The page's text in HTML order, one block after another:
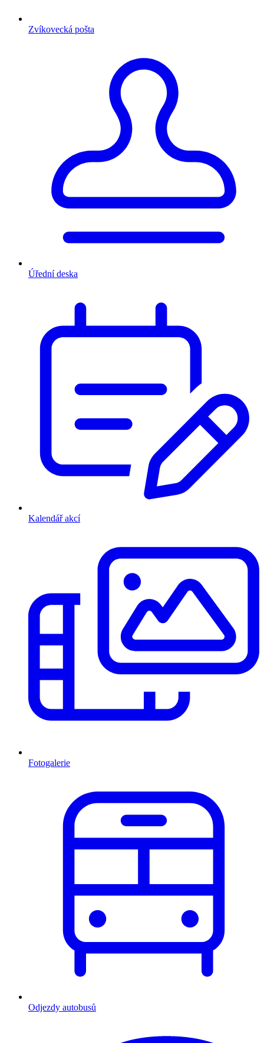
Zvíkovecká pošta
Úřední deska
Kalendář akcí
Fotogalerie
Odjezdy autobusů